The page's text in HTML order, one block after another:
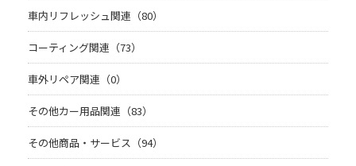
車内リフレッシュ関連（80）
コーティング関連（73）
車外リペア関連（0）
その他カー用品関連（83）
その他商品・サービス（94）